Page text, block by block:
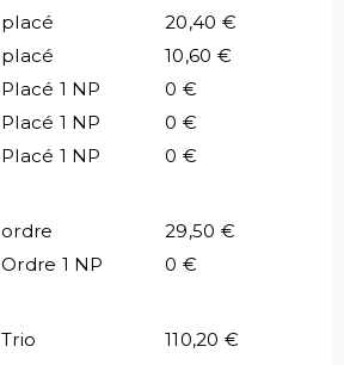
placé
20,40 €
placé
10,60 €
Placé 1 NP
0 €
Placé 1 NP
0 €
Placé 1 NP
0 €
ordre
29,50 €
Ordre 1 NP
0 €
Trio
110,20 €